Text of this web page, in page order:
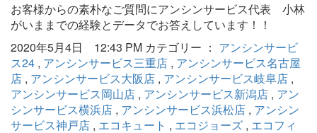
お客様からの素朴なご質問にアンシンサービス代表 小林
がいままでの経験とデータでお答えしています！！
2020年5月4日 12:43 PM カテゴリー ： アンシンサービ
ス24 , アンシンサービス三重店 , アンシンサービス名古屋
店 , アンシンサービス大阪店 , アンシンサービス岐阜店 ,
アンシンサービス岡山店 , アンシンサービス新潟店 , アン
シンサービス横浜店 , アンシンサービス浜松店 , アンシン
サービス神戸店 , エコキュート , エコジョーズ , エコフィ